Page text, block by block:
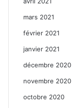
mars 2021
février 2021
janvier 2021
décembre 2020
novembre 2020
octobre 2020